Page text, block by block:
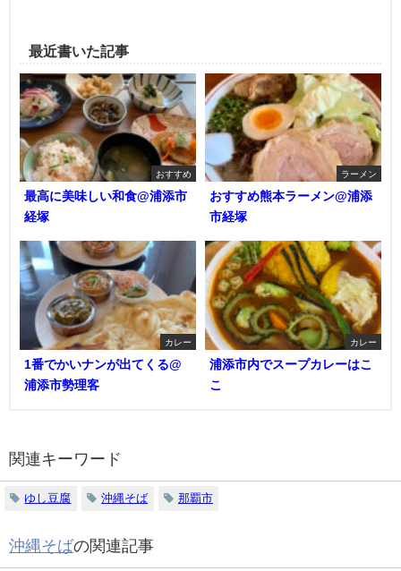
最近書いた記事
おすすめ
最高に美味しい和食@浦添市
経塚
ラーメン
おすすめ熊本ラーメン@浦添
市経塚
カレー
1番でかいナンが出てくる@
浦添市勢理客
カレー
浦添市内でスープカレーはこ
こ
関連キーワード
ゆし豆腐 沖縄そば 那覇市
沖縄そばの関連記事